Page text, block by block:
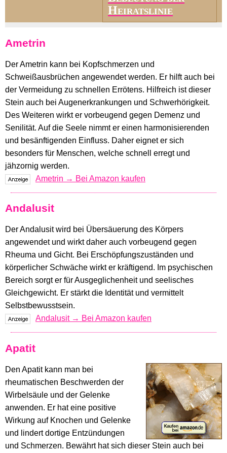
Heiratslinie
Ametrin
Der Ametrin kann bei Kopfschmerzen und
Schweißausbrüchen angewendet werden. Er hilft auch bei
der Vermeidung zu schnellen Errötens. Hilfreich ist dieser
Stein auch bei Augenerkrankungen und Schwerhörigkeit.
Des Weiteren wirkt er vorbeugend gegen Demenz und
Senilität. Auf die Seele nimmt er einen harmonisierenden
und besänftigenden Einfluss. Daher eignet er sich
besonders für Menschen, welche schnell erregt und
jähzornig werden.
Ametrin → Bei Amazon kaufen
Andalusit
Der Andalusit wird bei Übersäuerung des Körpers
angewendet und wirkt daher auch vorbeugend gegen
Rheuma und Gicht. Bei Erschöpfungszuständen und
körperlicher Schwäche wirkt er kräftigend. Im psychischen
Bereich sorgt er für Ausgeglichenheit und seelisches
Gleichgewicht. Er stärkt die Identität und vermittelt
Selbstbewusstsein.
Andalusit → Bei Amazon kaufen
Apatit
Den Apatit kann man bei
rheumatischen Beschwerden der
Wirbelsäule und der Gelenke
anwenden. Er hat eine positive
Wirkung auf Knochen und Gelenke
und lindert dortige Entzündungen
und Schmerzen. Bewährt hat sich dieser Stein auch bei